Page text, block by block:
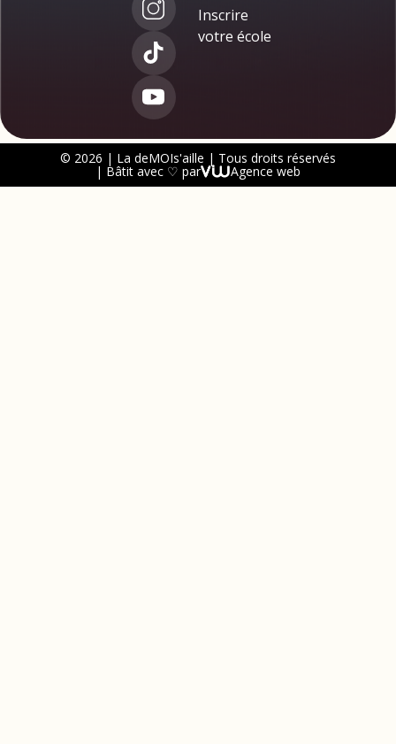
Inscrire
votre école
© 2026 | La deMOIs'aille | Tous droits réservés
| Bâtit avec ♡ par Agence web